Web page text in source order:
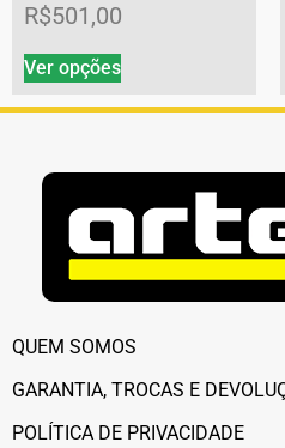
R$501,00
Ver opções
QUEM SOMOS
GARANTIA, TROCAS E
POLÍTICA DE PRIVACIDADE